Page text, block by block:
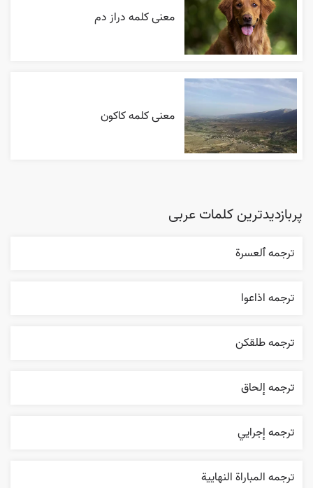
معنی کلمه دراز دم
معنی کلمه کاکون
پربازدیدترین کلمات عربی
ترجمه ٱلعسرة
ترجمه اذاعوا
ترجمه طلقکن
ترجمه إلحاق
ترجمه إجرایي
ترجمه المباراة النهایية